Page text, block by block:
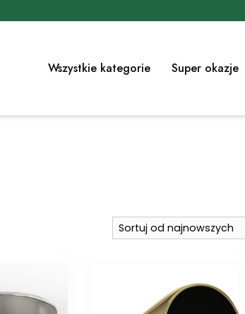
Wszystkie kategorie Super okazje